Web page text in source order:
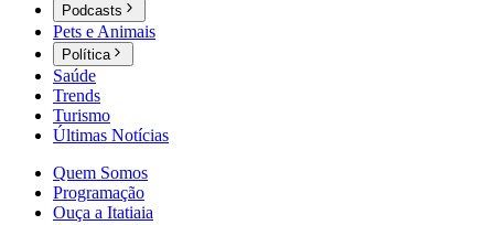
Podcasts
Pets e Animais
Política
Saúde
Trends
Turismo
Últimas Notícias
Quem Somos
Programação
Ouça a Itatiaia